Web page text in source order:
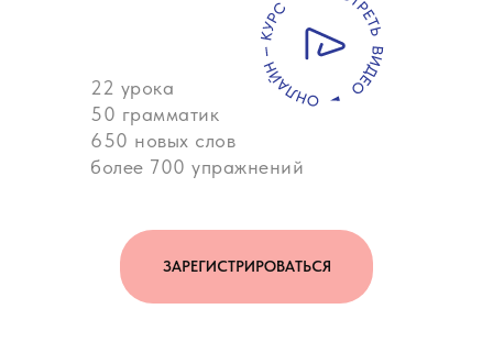
22 урока
50 грамматик
650 новых слов
более 700 упражнений
ЗАРЕГИСТРИРОВАТЬСЯ